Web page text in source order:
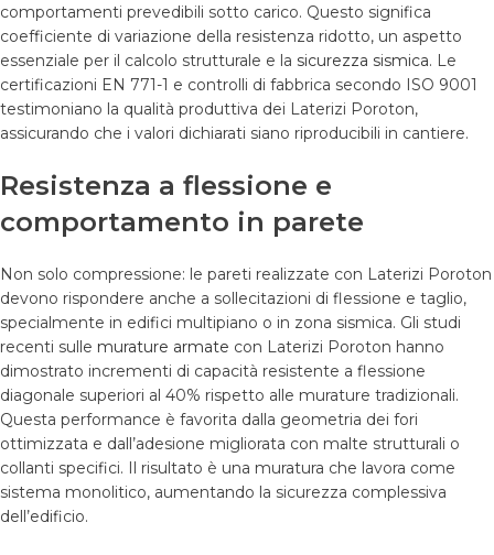
comportamenti prevedibili sotto carico. Questo significa
coefficiente di variazione della resistenza ridotto, un aspetto
essenziale per il calcolo strutturale e la sicurezza sismica. Le
certificazioni EN 771-1 e controlli di fabbrica secondo ISO 9001
testimoniano la qualità produttiva dei Laterizi Poroton,
assicurando che i valori dichiarati siano riproducibili in cantiere.
Resistenza a flessione e
comportamento in parete
Non solo compressione: le pareti realizzate con Laterizi Poroton
devono rispondere anche a sollecitazioni di flessione e taglio,
specialmente in edifici multipiano o in zona sismica. Gli studi
recenti sulle murature armate con Laterizi Poroton hanno
dimostrato incrementi di capacità resistente a flessione
diagonale superiori al 40% rispetto alle murature tradizionali.
Questa performance è favorita dalla geometria dei fori
ottimizzata e dall’adesione migliorata con malte strutturali o
collanti specifici. Il risultato è una muratura che lavora come
sistema monolitico, aumentando la sicurezza complessiva
dell’edificio.